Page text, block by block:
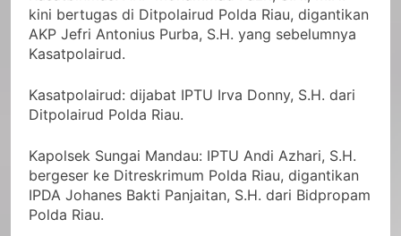
kini bertugas di Ditpolairud Polda Riau, digantikan
AKP Jefri Antonius Purba, S.H. yang sebelumnya
Kasatpolairud.
Kasatpolairud: dijabat IPTU Irva Donny, S.H. dari
Ditpolairud Polda Riau.
Kapolsek Sungai Mandau: IPTU Andi Azhari, S.H.
bergeser ke Ditreskrimum Polda Riau, digantikan
IPDA Johanes Bakti Panjaitan, S.H. dari Bidpropam
Polda Riau.